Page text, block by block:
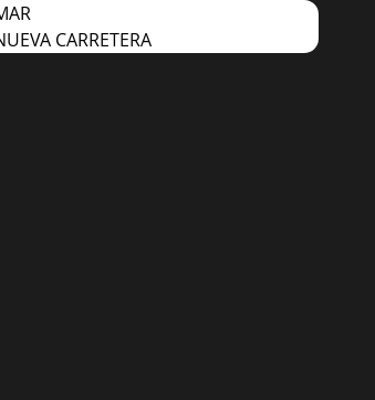
CARRETERA